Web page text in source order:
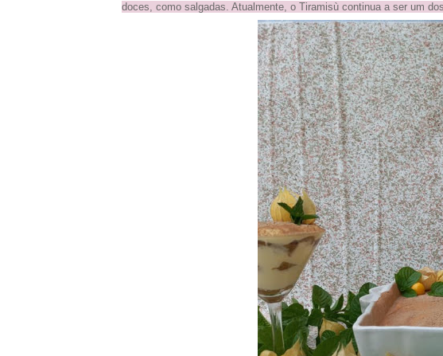
doces, como salgadas. Atualmente, o Tiramisù continua a ser um